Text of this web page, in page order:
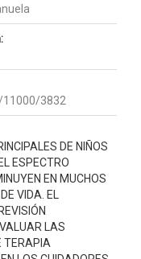
3832
DE NIÑOS
ESPECTRO
EN MUCHOS
VIDA. EL
LAS
TERAPIA